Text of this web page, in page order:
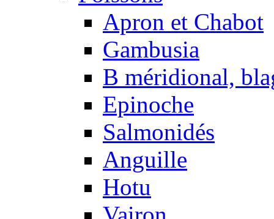
Apron et Chabot
Gambusia
B méridional,
Epinoche
Salmonidés
Anguille
Hotu